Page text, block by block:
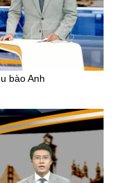
bào Anh